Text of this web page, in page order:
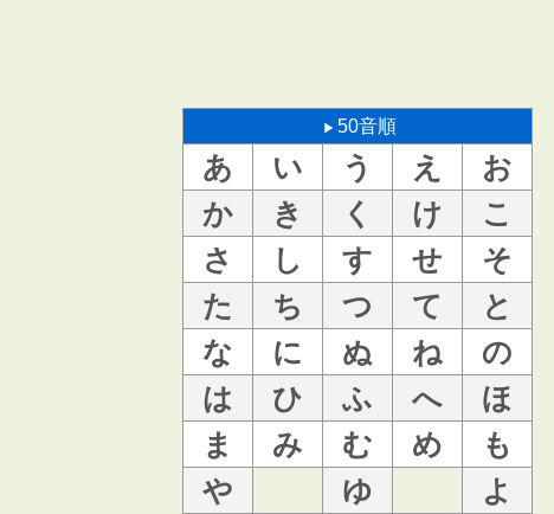
50音順
あ い う え
お
か
き く け
こ
さ
し す せ
そ
た
ち つ て
と
な
に ぬ ね
の
は
ひ ふ へ
ほ
ま
み む め
も
や
ゆ
よ